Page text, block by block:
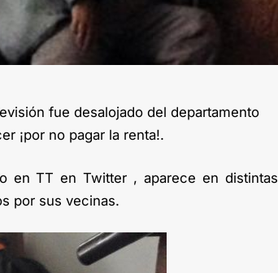
fue desalojado del departamento
¡por no pagar la renta!.
en TT en Twitter , aparece en distintas
por sus vecinas.